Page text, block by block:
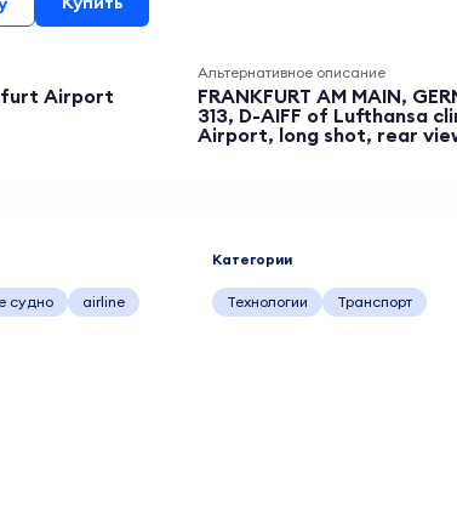
Airport
Альтернативное описание
FRANKFURT AM MAIN,
313, D-AIFF of Lufthansa
Airport, long shot, rear
судно airline
Категории
Технологии Транспорт